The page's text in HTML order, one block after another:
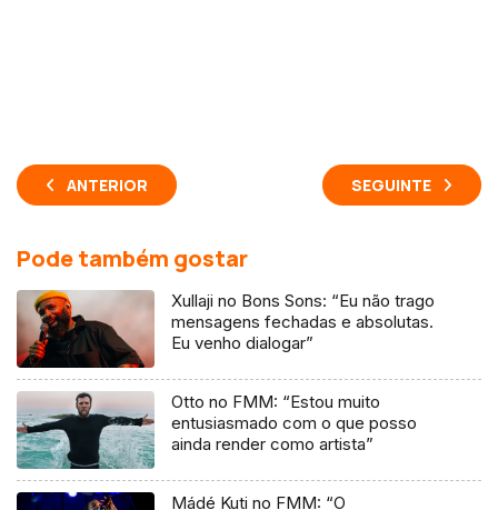
ANTERIOR SEGUINTE
Pode também gostar
Xullaji no Bons Sons: “Eu não trago
mensagens fechadas e absolutas.
Eu venho dialogar”
Otto no FMM: “Estou muito
entusiasmado com o que posso
ainda render como artista”
Mádé Kuti no FMM: “O